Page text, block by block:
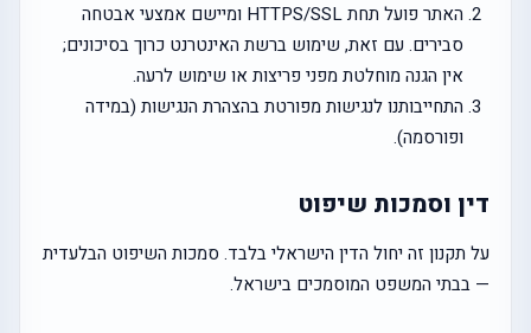
האתר פועל תחת HTTPS/SSL ומיישם אמצעי אבטחה
סבירים. עם זאת, שימוש ברשת האינטרנט כרוך בסיכונים;
אין הגנה מוחלטת מפני פריצות או שימוש לרעה.
התחייבותנו לנגישות מפורטת בהצהרת הנגישות (במידה
ופורסמה).
דין וסמכות שיפוט
על תקנון זה יחול הדין הישראלי בלבד. סמכות השיפוט הבלעדית
— בבתי המשפט המוסמכים בישראל.